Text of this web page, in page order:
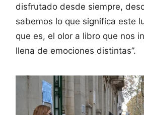
disfrutado desde siempre,
sabemos lo que significa este
que es, el olor a libro que nos
llena de emociones distintas”.